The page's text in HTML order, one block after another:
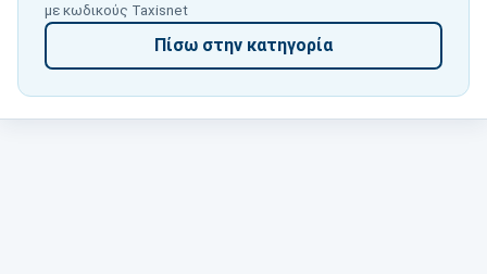
με κωδικούς Taxisnet
Πίσω στην κατηγορία